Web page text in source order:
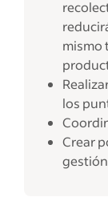
mismo
los
Crear